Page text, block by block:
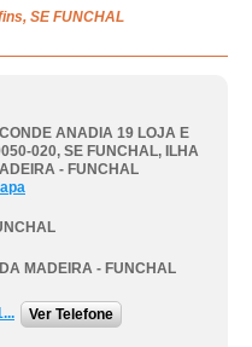
SE FUNCHAL
ANADIA 19 LOJA E
020, SE FUNCHAL, ILHA
- FUNCHAL
DA MADEIRA - FUNCHAL
Ver Telefone